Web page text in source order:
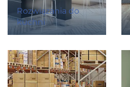
Rozwiązania do
kuchni